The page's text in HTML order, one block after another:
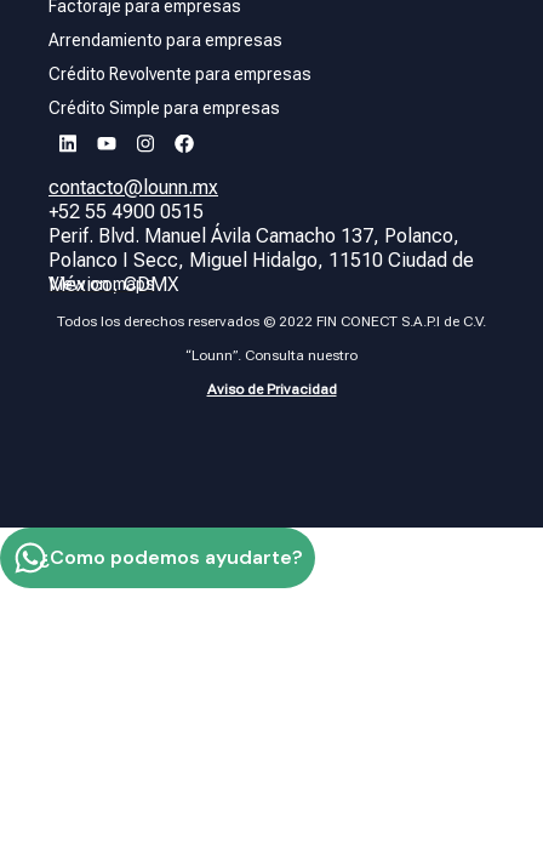
Factoraje para empresas
Arrendamiento para empresas
Crédito Revolvente para empresas
Crédito Simple para empresas
contacto@lounn.mx
+52 55 4900 0515
Perif. Blvd. Manuel Ávila Camacho 137, Polanco,
Polanco I Secc, Miguel Hidalgo, 11510 Ciudad de
México, CDMX
View on maps
Todos los derechos reservados © 2022 FIN CONECT S.A.P.I de C.V.
“Lounn”. Consulta nuestro
Aviso de Privacidad
¿Como podemos ayudarte?